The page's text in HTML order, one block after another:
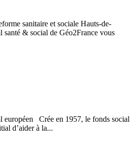
sanitaire et sociale Hauts-de-
santé & social de Géo2France vous
Crée en 1957, le fonds social
d’aider à la...